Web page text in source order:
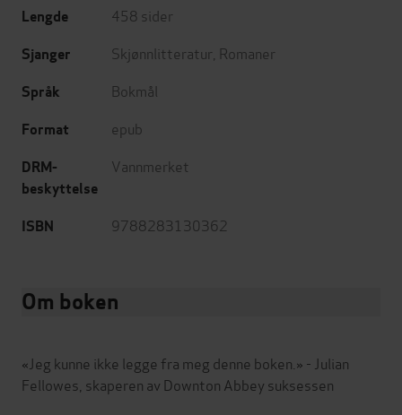
Lengde 458 sider
Sjanger Skjønnlitteratur Romaner
Språk Bokmål
Format epub
DRM-
beskyttelse
Vannmerket
ISBN 9788283130362
Om boken
«Jeg kunne ikke legge fra meg denne boken.» - Julian
Fellowes, skaperen av Downton Abbey suksessen